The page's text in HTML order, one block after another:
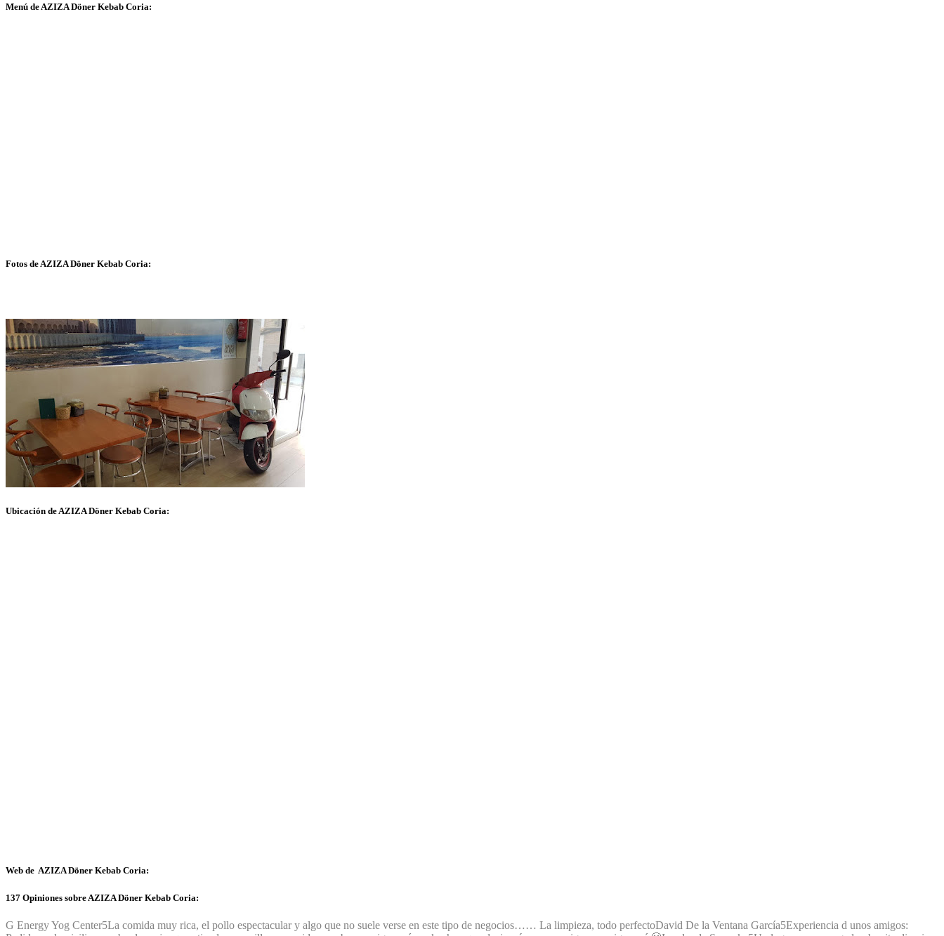
Menú de AZIZA Döner Kebab Coria:
Fotos de AZIZA Döner Kebab Coria:
Ubicación de AZIZA Döner Kebab Coria:
Web de AZIZA Döner Kebab Coria:
137 Opiniones sobre AZIZA Döner Kebab Coria:
G Energy Yog Center5La comida muy rica, el pollo espectacular y algo que no suele verse en este tipo de negocios…… La limpieza, todo perfectoDavid De la Ventana García5Experiencia d unos amigos: